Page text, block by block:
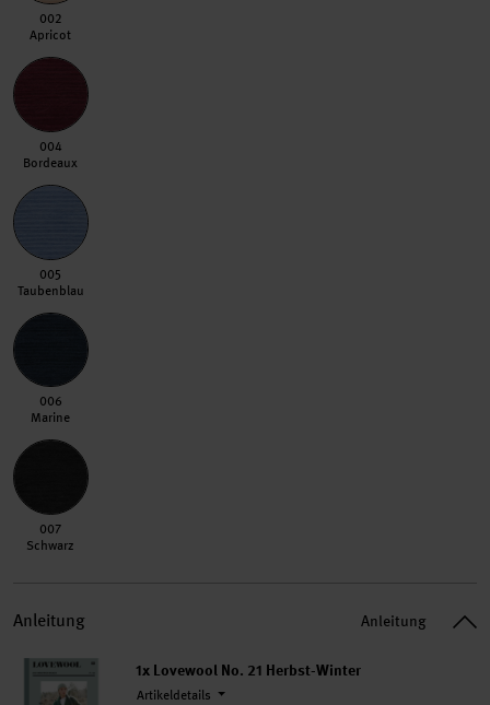
002 Apricot
002
Apricot
004 Bordeaux
004
Bordeaux
005 Taubenblau
005
Taubenblau
006 Marine
006
Marine
007 Schwarz
007
Schwarz
Anleitung Anleitung
1x Lovewool No. 21 Herbst-Winter
Artikeldetails